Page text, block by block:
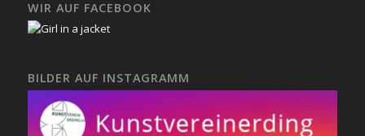
WIR AUF FACEBOOK
BILDER AUF INSTAGRAMM